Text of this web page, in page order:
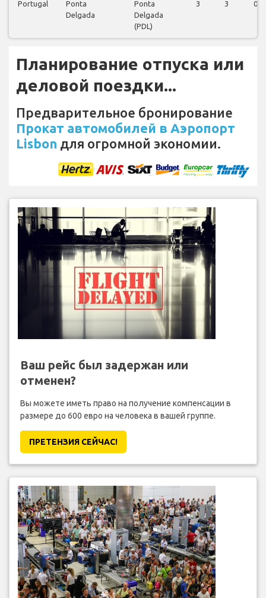
Portugal
Ponta
Delgada
Ponta
Delgada
(PDL)
3 3 0
Планирование отпуска или
деловой поездки...
Предварительное бронирование
Прокат автомобилей в Аэропорт
Lisbon для огромной экономии.
Ваш рейс был задержан или
отменен?
Вы можете иметь право на получение компенсации в
размере до 600 евро на человека в вашей группе.
ПРЕТЕНЗИЯ CЕЙЧАС!